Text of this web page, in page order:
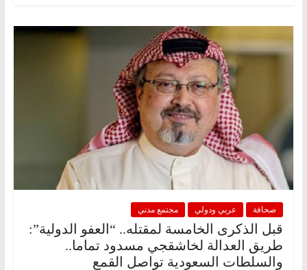
صحافة عربي ودولي مجتمع مدني
قبل الذكرى الخامسة لمقتله.. “العفو الدولية”:
طريق العدالة لخاشقجي مسدود تماما..
والسلطات السعودية تواصل القمع